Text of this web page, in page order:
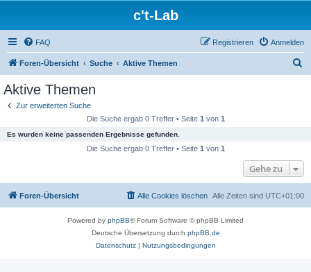
c't-Lab
FAQ Anmelden
Registrieren
Foren-Übersicht Suche Aktive Themen
Aktive Themen
Zur erweiterten Suche
Die Suche ergab 0 Treffer • Seite 1 von 1
Es wurden keine passenden Ergebnisse gefunden.
Die Suche ergab 0 Treffer • Seite 1 von 1
Gehe zu
Foren-Übersicht Alle Zeiten sind UTC+01:00
Alle Cookies löschen
Powered by phpBB® Forum Software © phpBB Limited
Deutsche Übersetzung durch phpBB.de
Datenschutz| Nutzungsbedingungen